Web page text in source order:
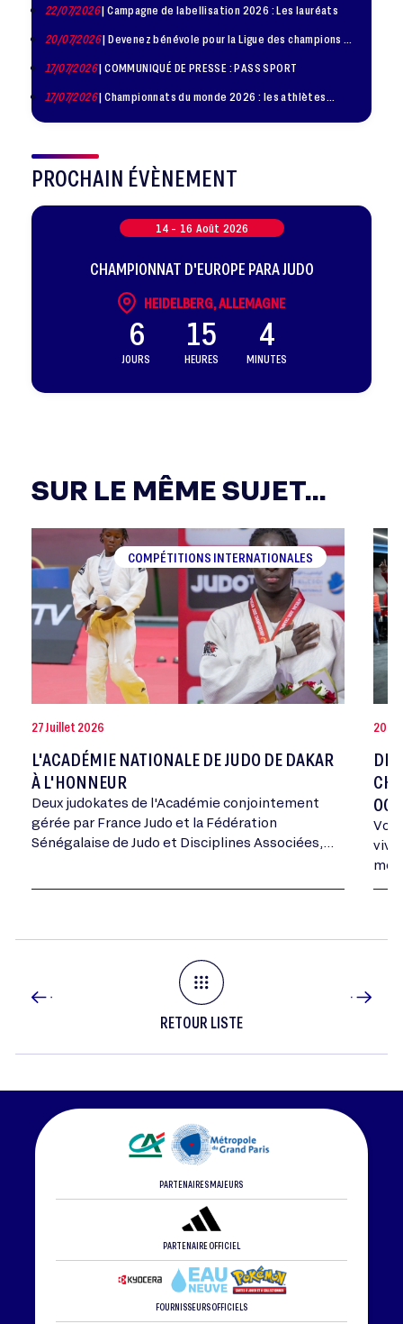
22/07/2026| Campagne de labellisation 2026 : Les lauréats
20/07/2026| Devenez bénévole pour la Ligue des champions de
17/07/2026| COMMUNIQUÉ DE PRESSE : PASS SPORT
17/07/2026| Championnats du monde 2026 : les athlètes
PROCHAIN ÉVÈNEMENT
14 - 16 Août 2026
CHAMPIONNAT D'EUROPE PARA JUDO
HEIDELBERG, ALLEMAGNE
6
JOURS
15
HEURES
4
MINUTES
SUR LE MÊME SUJET...
COMPÉTITIONS INTERNATIONALES
27 Juillet 2026
L'ACADÉMIE NATIONALE DE JUDO DE DAKAR
À L'HONNEUR
Deux judokates de l'Académie conjointement
gérée par France Judo et la Fédération
Sénégalaise de Judo et Disciplines Associées,
20
RETOUR LISTE
PARTENAIRES MAJEURS
PARTENAIRE OFFICIEL
FOURNISSEURS OFFICIELS